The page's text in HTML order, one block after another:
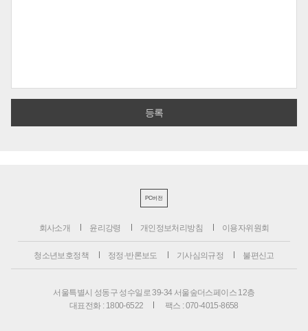
PC버전
회사소개 윤리강령 개인정보처리방침 이용자위원회
청소년보호정책 정정·반론보도 기사심의규정 불편신고
서울특별시 성동구 성수일로 39-34 서울숲더스페이스 12층
대표전화 : 1800-6522
팩스 : 070-4015-8658